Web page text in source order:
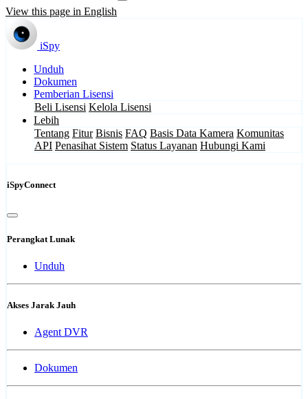
View this page in English
iSpy
Unduh
Dokumen
Pemberian Lisensi
Beli Lisensi Kelola Lisensi
Lebih
Tentang Fitur Bisnis FAQ Basis Data Kamera Komunitas
API Penasihat Sistem Status Layanan Hubungi Kami
iSpyConnect
Perangkat Lunak
Unduh
Akses Jarak Jauh
Agent DVR
Dokumen